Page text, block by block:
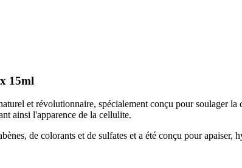
15ml
et révolutionnaire, spécialement conçu pour soulager
ainsi l'apparence de la cellulite.
de colorants et de sulfates et a été conçu pour apaiser,